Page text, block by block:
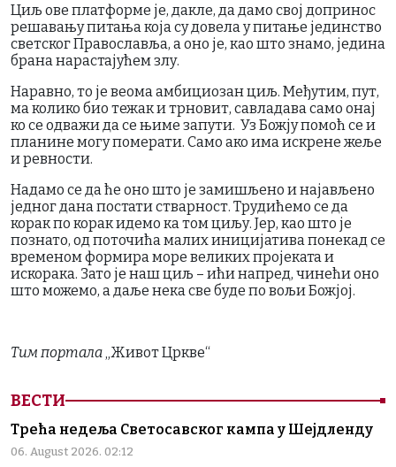
Циљ ове платформе је, дакле, да дамо свој допринос
решавању питања која су довела у питање јединство
светског Православља, а оно је, као што знамо, једина
брана нарастајућем злу.
Наравно, то је веома амбициозан циљ. Међутим, пут,
ма колико био тежак и трновит, савладава само онај
ко се одважи да се њиме запути. Уз Божју помоћ се и
планине могу померати. Само ако има искрене жеље
и ревности.
Надамо се да ће оно што је замишљено и најављено
једног дана постати стварност. Трудићемо се да
корак по корак идемо ка том циљу. Јер, као што је
познато, од поточића малих иницијатива понекад се
временом формира море великих пројеката и
искорака. Зато је наш циљ – ићи напред, чинећи оно
што можемо, а даље нека све буде по вољи Божјој.
Тим портала „Живот Цркве“
ВЕСТИ
Трећа недеља Светосавског кампа у Шејдленду
06. August 2026. 02:12